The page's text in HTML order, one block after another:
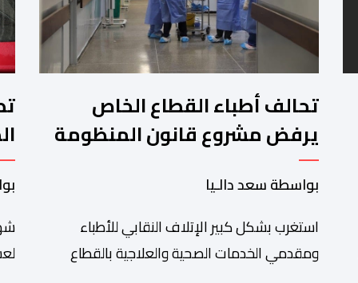
تحالف أطباء القطاع الخاص
يرفض مشروع قانون المنظومة
المعلوماتية الصحية الوطنية
المندمجة
بواسطة سعد دالـيا
استغرب بشكل كبير الإتلاف النقابي للأطباء
ومقدمي الخدمات الصحية والعلاجية بالقطاع